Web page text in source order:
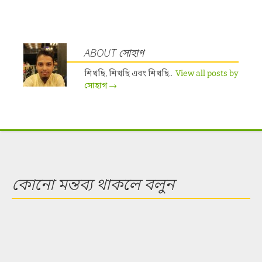
ABOUT সোহাগ
শিখছি, শিখছি এবং শিখছি.. View all posts by
সোহাগ→
কোনো মন্তব্য থাকলে বলুন